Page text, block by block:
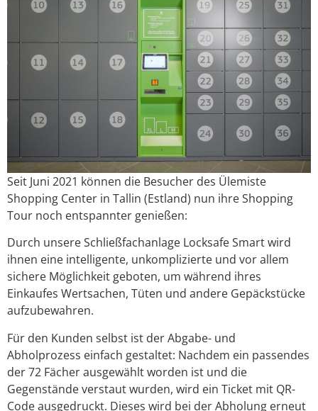
Seit Juni 2021 können die Besucher des Ülemiste
Shopping Center in Tallin (Estland) nun ihre Shopping
Tour noch entspannter genießen:
Durch unsere Schließfachanlage Locksafe Smart wird
ihnen eine intelligente, unkomplizierte und vor allem
sichere Möglichkeit geboten, um während ihres
Einkaufes Wertsachen, Tüten und andere Gepäckstücke
aufzubewahren.
Für den Kunden selbst ist der Abgabe- und
Abholprozess einfach gestaltet: Nachdem ein passendes
der 72 Fächer ausgewählt worden ist und die
Gegenstände verstaut wurden, wird ein Ticket mit QR-
Code ausgedruckt. Dieses wird bei der Abholung erneut